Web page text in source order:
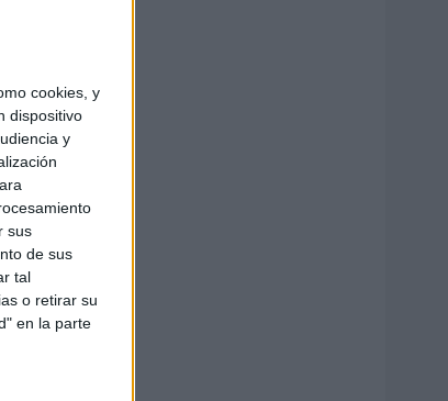
cookies, y
dispositivo
y
sus
de sus
tal
o retirar su
en la parte